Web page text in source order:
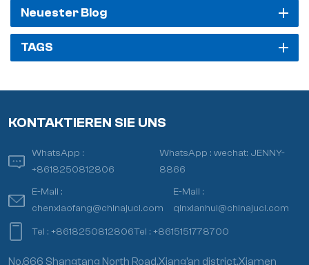
Neuester Blog
TAGS
KONTAKTIEREN SIE UNS
WhatsApp :
+8618250812806
WhatsApp :wechat: JENNY-
8866
E-Mail :
chenxiaofang@chinajuci.com
E-Mail :
qinxianhui@chinajuci.com
Tel :+8618250812806Tel :+8615151778700
No.666 Shangtang North Road,Xiang’an district,Xiamen